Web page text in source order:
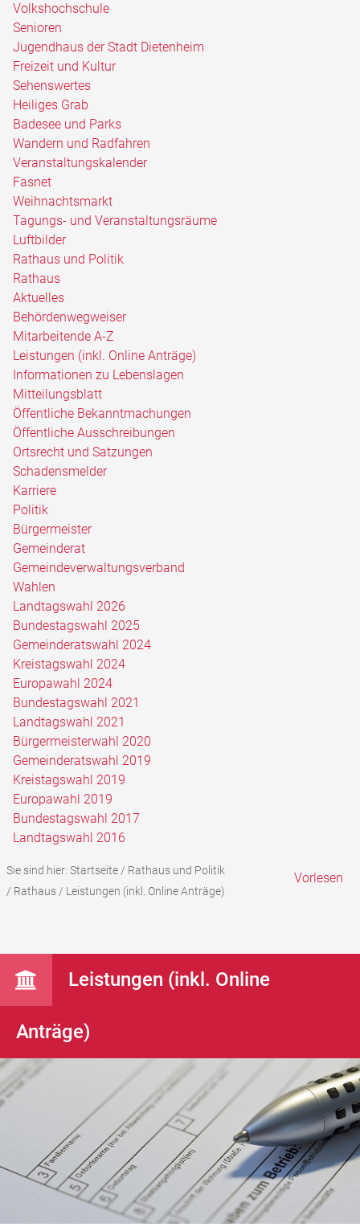
Volkshochschule
Senioren
Jugendhaus der Stadt Dietenheim
Freizeit und Kultur
Sehenswertes
Heiliges Grab
Badesee und Parks
Wandern und Radfahren
Veranstaltungskalender
Fasnet
Weihnachtsmarkt
Tagungs- und Veranstaltungsräume
Luftbilder
Rathaus und Politik
Rathaus
Aktuelles
Behördenwegweiser
Mitarbeitende A-Z
Leistungen (inkl. Online Anträge)
Informationen zu Lebenslagen
Mitteilungsblatt
Öffentliche Bekanntmachungen
Öffentliche Ausschreibungen
Ortsrecht und Satzungen
Schadensmelder
Karriere
Politik
Bürgermeister
Gemeinderat
Gemeindeverwaltungsverband
Wahlen
Landtagswahl 2026
Bundestagswahl 2025
Gemeinderatswahl 2024
Kreistagswahl 2024
Europawahl 2024
Bundestagswahl 2021
Landtagswahl 2021
Bürgermeisterwahl 2020
Gemeinderatswahl 2019
Kreistagswahl 2019
Europawahl 2019
Bundestagswahl 2017
Landtagswahl 2016
Sie sind hier: Startseite/ Rathaus und Politik
/ Rathaus/ Leistungen (inkl. Online Anträge)
Vorlesen
Leistungen (inkl. Online
Anträge)